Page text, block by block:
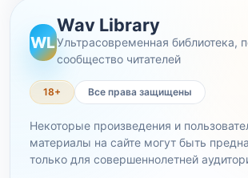
WL
Wav Library
Ультрасовременная библиотека,
сообщество читателей
18+ Все права защищены
Некоторые произведения и
материалы на сайте могут быть
только для совершеннолетней